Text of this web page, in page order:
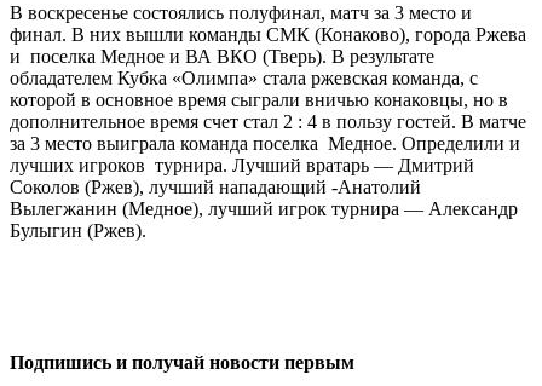
В воскресенье состоялись полуфинал, матч за 3 место и
финал. В них вышли команды СМК (Конаково), города Ржева
и поселка Медное и ВА ВКО (Тверь). В результате
обладателем Кубка «Олимпа» стала ржевская команда, с
которой в основное время сыграли вничью конаковцы, но в
дополнительное время счет стал 2 : 4 в пользу гостей. В матче
за 3 место выиграла команда поселка Медное. Определили и
лучших игроков турнира. Лучший вратарь — Дмитрий
Соколов (Ржев), лучший нападающий -Анатолий
Вылегжанин (Медное), лучший игрок турнира — Александр
Булыгин (Ржев).
Подпишись и получай новости первым